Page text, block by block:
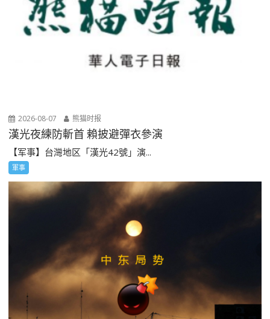
2026-08-07 熊猫时报
漢光夜練防斬首 賴披避彈衣參演
【军事】台灣地区「漢光42號」演...
軍事